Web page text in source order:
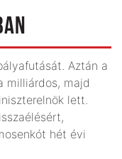
Aztán a
milliárdos, majd
lett.
hét évi